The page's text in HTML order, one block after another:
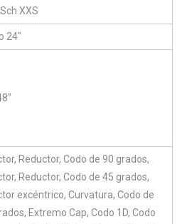
XXS
24"
Reductor, Codo de 90 grados,
Reductor, Codo de 45 grados,
excéntrico, Curvatura, Codo de
Extremo Cap, Codo 1D, Codo